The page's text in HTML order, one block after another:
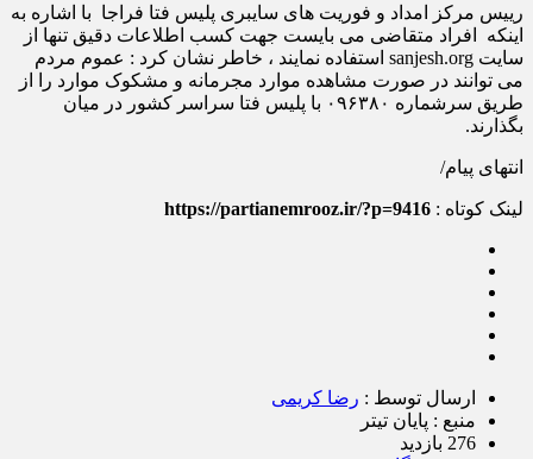
رییس مرکز امداد و فوریت های سایبری پلیس فتا فراجا با اشاره به
اینکه افراد متقاضی می بایست جهت کسب اطلاعات دقیق تنها از
سایت sanjesh.org استفاده نمایند ، خاطر نشان کرد : عموم مردم
می توانند در صورت مشاهده موارد مجرمانه و مشکوک موارد را از
طریق سرشماره ۰۹۶۳۸۰ با پلیس فتا سراسر کشور در میان
بگذارند.
انتهای پیام/
لینک کوتاه : https://partianemrooz.ir/?p=9416
ارسال توسط : رضا کریمی
منبع : پایان تیتر
276 بازدید